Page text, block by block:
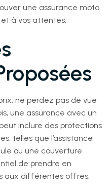
une assurance moto
à vos attentes.
ne perdez pas de vue
une assurance avec un
inclure des protections
telles que l’assistance
ou une couverture
de prendre en
aux différentes offres.